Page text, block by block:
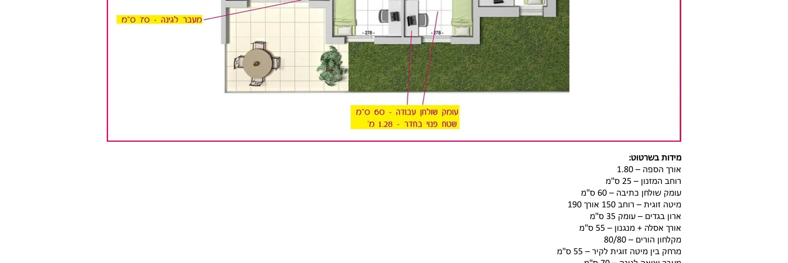
מידות בשרטוט:
אורך הספה – 1.80
רוחב המזנון – 25 ס"מ
עומק שולחן כתיבה – 60 ס"מ
מיטה זוגית – רוחב 150 אורך 190
ארון בגדים – עומק 35 ס"מ
אורך אסלה + מנגנון – 55 ס"מ
מקלחון הורים – 80/80
מרחק בין מיטה זוגית לקיר – 55 ס"מ